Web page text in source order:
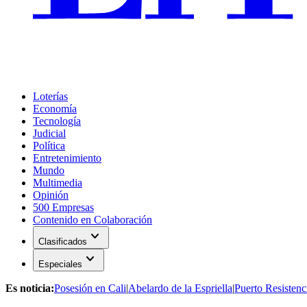
Loterías
Economía
Tecnología
Judicial
Política
Entretenimiento
Mundo
Multimedia
Opinión
500 Empresas
Contenido en Colaboración
Clasificados expand_more
Especiales expand_more
Es noticia:Posesión en Cali|Abelardo de la Espriella|Puerto